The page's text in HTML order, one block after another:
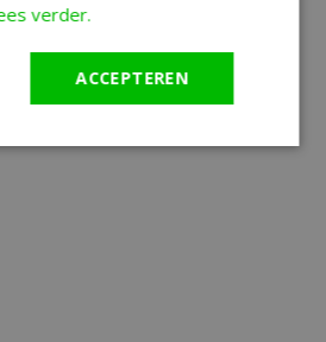
verder.
ACCEPTEREN